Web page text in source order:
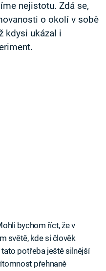
nejistotu. Zdá se,
o okolí v sobě
kdysi ukázal i
bychom říct, že v
světě, kde si člověk
potřeba ještě silnější
přehnaně